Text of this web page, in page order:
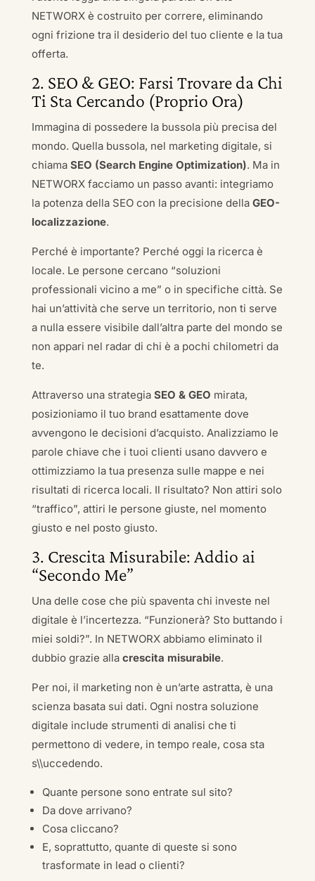
NETWORX è costruito per correre, eliminando
ogni frizione tra il desiderio del tuo cliente e la tua
offerta.
2. SEO & GEO: Farsi Trovare da Chi
Ti Sta Cercando (Proprio Ora)
Immagina di possedere la bussola più precisa del
mondo. Quella bussola, nel marketing digitale, si
chiama SEO (Search Engine Optimization). Ma in
NETWORX facciamo un passo avanti: integriamo
la potenza della SEO con la precisione della GEO-
localizzazione.
Perché è importante? Perché oggi la ricerca è
locale. Le persone cercano “soluzioni
professionali vicino a me” o in specifiche città. Se
hai un’attività che serve un territorio, non ti serve
a nulla essere visibile dall’altra parte del mondo se
non appari nel radar di chi è a pochi chilometri da
te.
Attraverso una strategia SEO & GEO mirata,
posizioniamo il tuo brand esattamente dove
avvengono le decisioni d’acquisto. Analizziamo le
parole chiave che i tuoi clienti usano davvero e
ottimizziamo la tua presenza sulle mappe e nei
risultati di ricerca locali. Il risultato? Non attiri solo
“traffico”, attiri le persone giuste, nel momento
giusto e nel posto giusto.
3. Crescita Misurabile: Addio ai
“Secondo Me”
Una delle cose che più spaventa chi investe nel
digitale è l’incertezza. “Funzionerà? Sto buttando i
miei soldi?”. In NETWORX abbiamo eliminato il
dubbio grazie alla crescita misurabile.
Per noi, il marketing non è un’arte astratta, è una
scienza basata sui dati. Ogni nostra soluzione
digitale include strumenti di analisi che ti
permettono di vedere, in tempo reale, cosa sta
s\\uccedendo.
Quante persone sono entrate sul sito?
Da dove arrivano?
Cosa cliccano?
E, soprattutto, quante di queste si sono
trasformate in lead o clienti?